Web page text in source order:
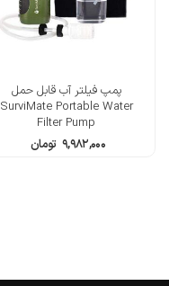
پمپ فیلتر آب قابل حمل
SurviMate Portable Water
Filter Pump
۹,۹۸۲,۰۰۰ تومان